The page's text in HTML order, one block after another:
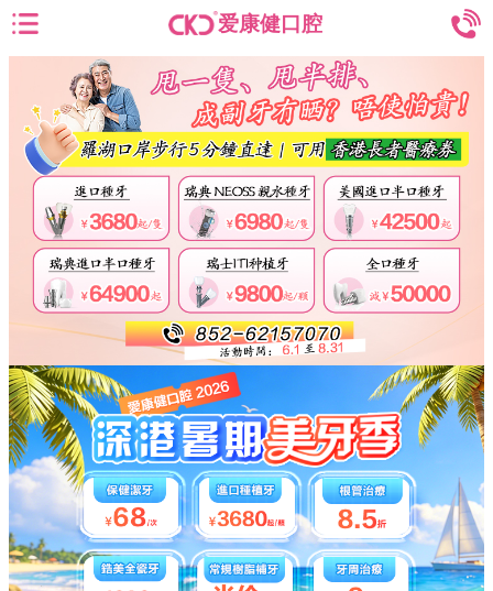
爱康健口腔